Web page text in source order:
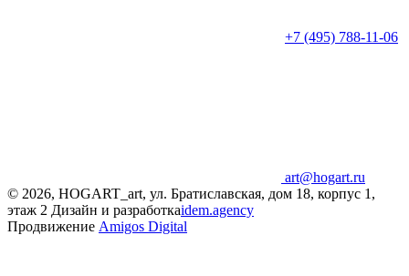
+7 (495) 788-11-06
art@hogart.ru
© 2026, HOGART_art, ул. Братиславская, дом 18, корпус 1,
этаж 2 Дизайн и разработкаidem.agency
Продвижение Amigos Digital